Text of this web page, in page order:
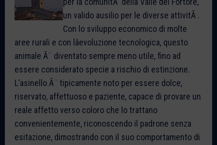
un valido ausilio per le diverse attivitÃ .
Con lo sviluppo economico di molte
aree rurali e con lâevoluzione tecnologica, questo
animale Ã¨ diventato sempre meno utile, fino ad
essere considerato specie a rischio di estinzione.
L’asinello Ã¨ tipicamente noto per essere dolce,
riservato, affettuoso e paziente, capace di provare un
reale affetto verso coloro che lo trattano
convenientemente, riconoscendo il padrone senza
esitazione, dimostrando con il suo comportamento di